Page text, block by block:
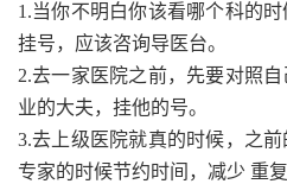
1.当你不明白你该看哪个科的
挂号，应该咨询导医台。
2.去一家医院之前，先要对照
业的大夫，挂他的号。
3.去上级医院就真的时候，之
专家的时候节约时间，减少 重复